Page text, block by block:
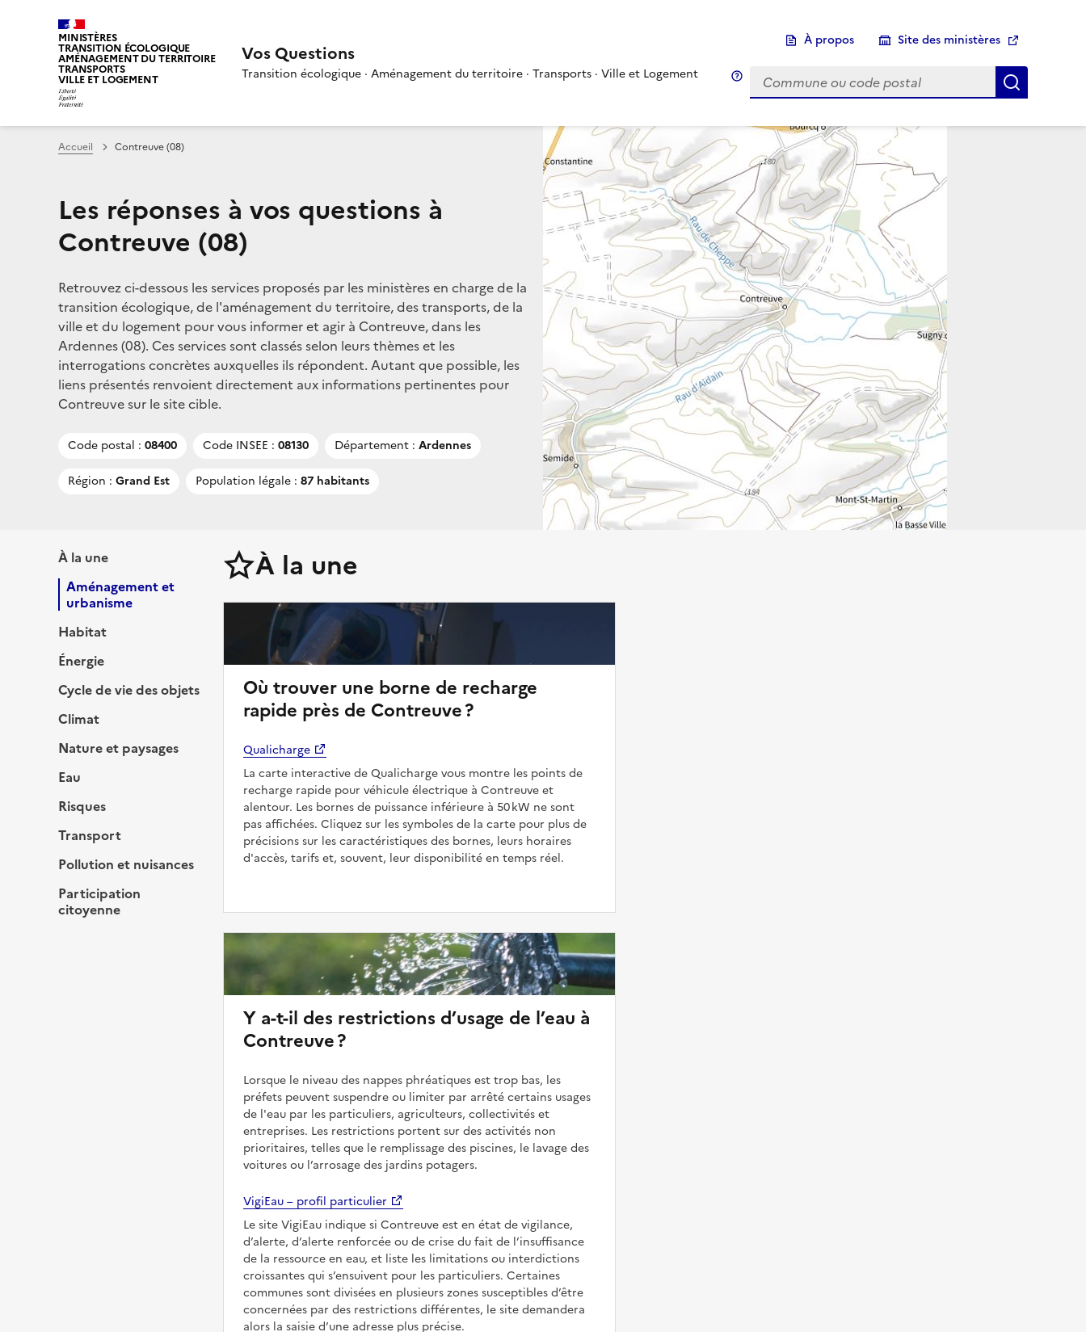
MINISTÈRES
TRANSITION ÉCOLOGIQUE
AMÉNAGEMENT DU TERRITOIRE
TRANSPORTS
VILLE ET LOGEMENT
Vos Questions
Transition écologique · Aménagement du territoire · Transports · Ville et Logement
À propos Site des ministères
Choix d'une commune
Infobulle
Accueil Contreuve (08)
Les réponses à vos questions à
Contreuve (08)
Retrouvez ci-dessous les services proposés par les ministères en charge de la
transition écologique, de l'aménagement du territoire, des transports, de la
ville et du logement pour vous informer et agir à Contreuve, dans les
Ardennes (08). Ces services sont classés selon leurs thèmes et les
interrogations concrètes auxquelles ils répondent. Autant que possible, les
liens présentés renvoient directement aux informations pertinentes pour
Contreuve sur le site cible.
Code postal : 08400 Code INSEE : 08130 Département : Ardennes
Région : Grand Est Population légale : 87 habitants
À la une
Aménagement et
urbanisme
Habitat
Énergie
Cycle de vie des objets
Climat
Nature et paysages
Eau
Risques
Transport
Pollution et nuisances
Participation
citoyenne
À la une
Où trouver une borne de recharge
rapide près de Contreuve ?
Qualicharge
La carte interactive de Qualicharge vous montre les points de
recharge rapide pour véhicule électrique à Contreuve et
alentour. Les bornes de puissance inférieure à 50 kW ne sont
pas affichées. Cliquez sur les symboles de la carte pour plus de
précisions sur les caractéristiques des bornes, leurs horaires
d'accès, tarifs et, souvent, leur disponibilité en temps réel.
Y a-t-il des restrictions d’usage de l’eau à
Contreuve ?
Lorsque le niveau des nappes phréatiques est trop bas, les
préfets peuvent suspendre ou limiter par arrêté certains usages
de l'eau par les particuliers, agriculteurs, collectivités et
entreprises. Les restrictions portent sur des activités non
prioritaires, telles que le remplissage des piscines, le lavage des
voitures ou l’arrosage des jardins potagers.
VigiEau – profil particulier
Le site VigiEau indique si Contreuve est en état de vigilance,
d’alerte, d’alerte renforcée ou de crise du fait de l’insuffisance
de la ressource en eau, et liste les limitations ou interdictions
croissantes qui s’ensuivent pour les particuliers. Certaines
communes sont divisées en plusieurs zones susceptibles d’être
concernées par des restrictions différentes, le site demandera
alors la saisie d’une adresse plus précise.